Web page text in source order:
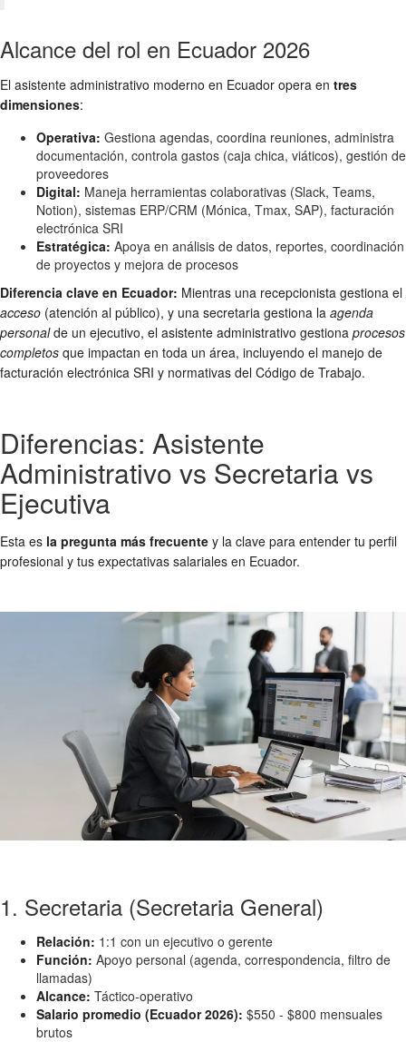
Alcance del rol en Ecuador 2026
El asistente administrativo moderno en Ecuador opera en tres
dimensiones:
Operativa: Gestiona agendas, coordina reuniones, administra
documentación, controla gastos (caja chica, viáticos), gestión de
proveedores
Digital: Maneja herramientas colaborativas (Slack, Teams,
Notion), sistemas ERP/CRM (Mónica, Tmax, SAP), facturación
electrónica SRI
Estratégica: Apoya en análisis de datos, reportes, coordinación
de proyectos y mejora de procesos
Diferencia clave en Ecuador: Mientras una recepcionista gestiona el
acceso (atención al público), y una secretaria gestiona la agenda
personalde un ejecutivo, el asistente administrativo gestiona procesos
completos que impactan en toda un área, incluyendo el manejo de
facturación electrónica SRI y normativas del Código de Trabajo.
Diferencias: Asistente
Administrativo vs Secretaria vs
Ejecutiva
Esta es la pregunta más frecuente y la clave para entender tu perfil
profesional y tus expectativas salariales en Ecuador.
1. Secretaria (Secretaria General)
Relación: 1:1 con un ejecutivo o gerente
Función: Apoyo personal (agenda, correspondencia, filtro de
llamadas)
Alcance: Táctico-operativo
Salario promedio (Ecuador 2026): $550 - $800 mensuales
brutos